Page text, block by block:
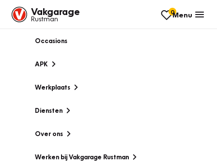
Vakgarage
Rustman
0Menu
Occasions
APK
Werkplaats
Diensten
Over ons
Werken bij Vakgarage Rustman